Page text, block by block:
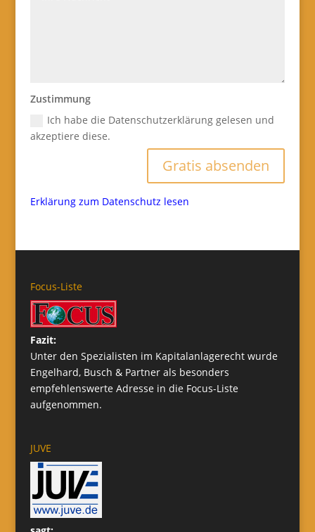
Zustimmung
Ich habe die Datenschutzerklärung gelesen und
akzeptiere diese.
Gratis absenden
Erklärung zum Datenschutz lesen
Focus-Liste
Fazit:
Unter den Spezialisten im Kapitalanlagerecht wurde
Engelhard, Busch & Partner als besonders
empfehlenswerte Adresse in die Focus-Liste
aufgenommen.
JUVE